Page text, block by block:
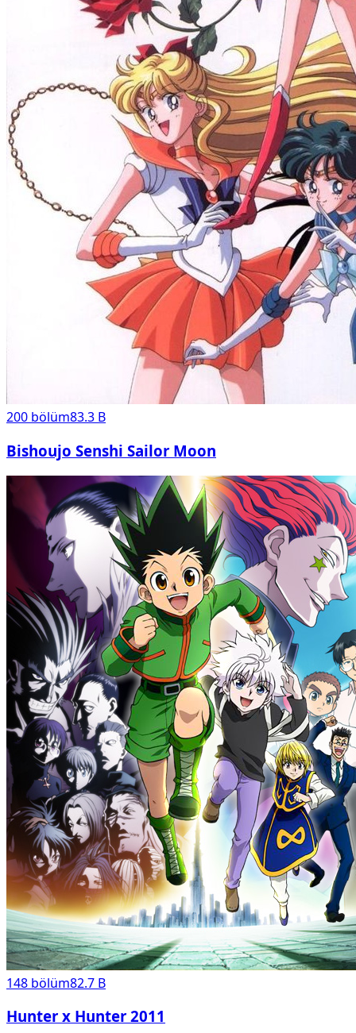
200 bölüm83.3 B
Bishoujo Senshi Sailor Moon
148 bölüm82.7 B
Hunter x Hunter 2011